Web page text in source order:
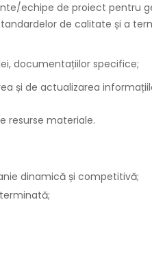
echipe de proiect pentru
de calitate și a
documentațiilor specifice;
și de actualizarea
resurse materiale.
dinamică și competitivă;